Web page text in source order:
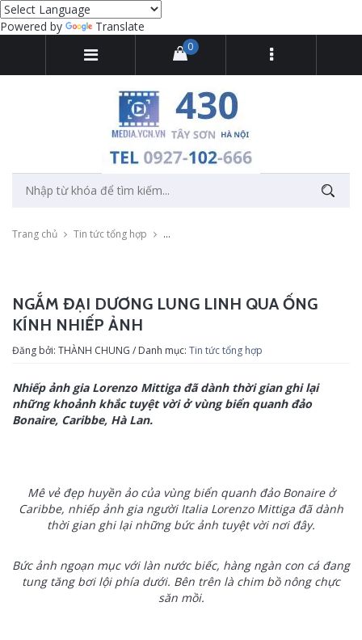
Powered by Translate
0
Trang chủ Tin tức tổng hợp Ngắm đại dương lung linh qua ống kính
NGẮM ĐẠI DƯƠNG LUNG LINH QUA ỐNG
KÍNH NHIẾP ẢNH
Đăng bởi: THÀNH CHUNG / Danh mục: Tin tức tổng hợp
Nhiếp ảnh gia Lorenzo Mittiga đã dành thời gian ghi lại
những khoảnh khắc tuyệt vời ở vùng biển quanh đảo
Bonaire, Caribbe, Hà Lan.
Mê vẻ đẹp huyền ảo của vùng biển quanh đảo Bonaire ở
Caribbe, nhiếp ảnh gia người Italia Lorenzo Mittiga đã dành
thời gian ghi lại những bức ảnh tuyệt vời nơi đây.
Bức ảnh ngoạn mục với làn nước biếc, hàng ngàn con cá đang
tung tăng bơi lội phía dưới. Bên trên là chim bồ nông chực
săn mồi.